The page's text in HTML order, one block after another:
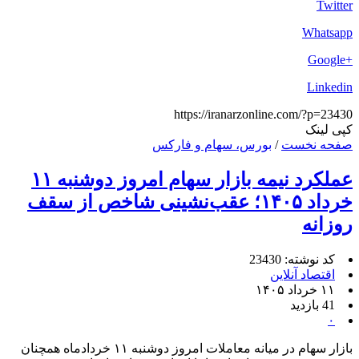
Twitter
Whatsapp
+Google
Linkedin
https://iranarzonline.com/?p=23430
کپی لینک
صفحه نخست / بورس، سهام و فارکس
عملکرد نیمه بازار سهام امروز دوشنبه ۱۱
خرداد ۱۴۰۵؛ عقب‌نشینی شاخص از سقف
روزانه
کد نوشته: 23430
اقتصاد آنلاین
۱۱ خرداد ۱۴۰۵
41 بازدید
۰
بازار سهام در میانه معاملات امروز دوشنبه ۱۱ خردادماه همچنان